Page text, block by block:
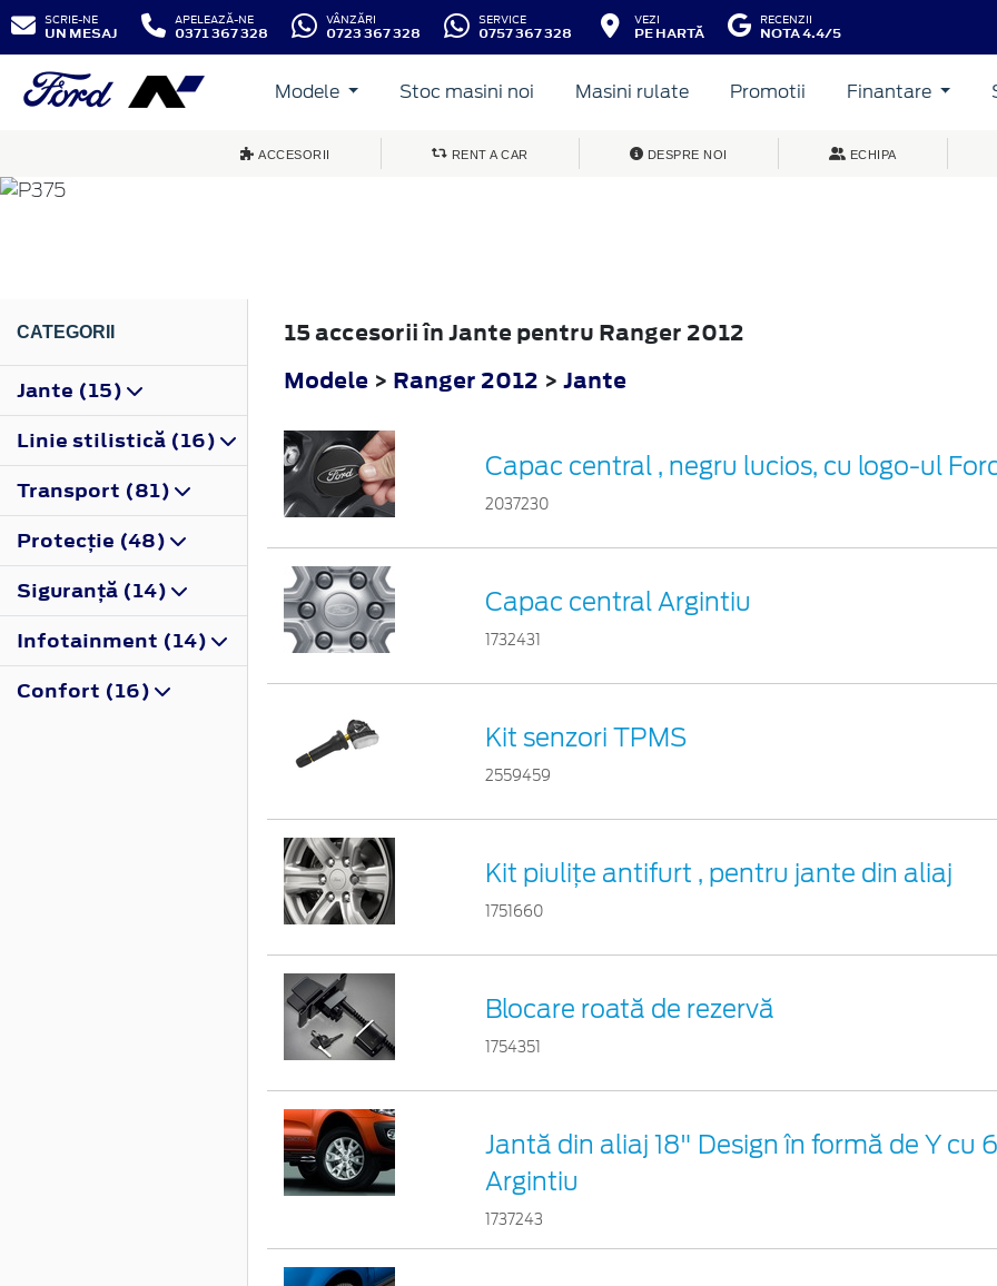
SCRIE-NE
UN MESAJ
APELEAZĂ-NE
0371 367 328
VÂNZĂRI
0723 367 328
SERVICE
0757 367 328
VEZI
PE HARTĂ
RECENZII
NOTA 4.4/5
Modele Stoc masini noi Masini rulate Promotii Finantare
ACCESORII RENT A CAR DESPRE NOI ECHIPA
RANGER
CATEGORII
Jante (15)
Linie stilistică (16)
Transport (81)
Protecţie (48)
Siguranţă (14)
Infotainment (14)
Confort (16)
15 accesorii în Jante pentru Ranger 2012
Modele > Ranger 2012 > Jante
Capac central , negru lucios, cu logo-ul
2037230
Capac central Argintiu
1732431
Kit senzori TPMS
2559459
Kit piuliţe antifurt , pentru jante din aliaj
1751660
Blocare roată de rezervă
1754351
Jantă din aliaj 18" Design în formă de Y cu
Argintiu
1737243